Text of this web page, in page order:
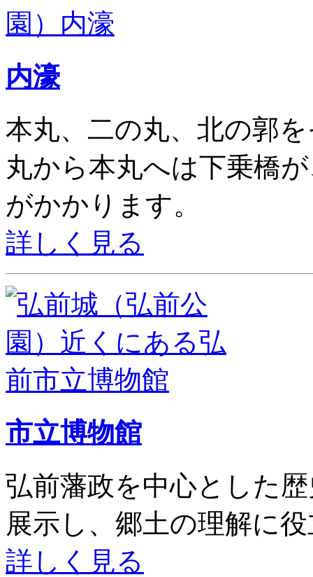
内濠
本丸、二の丸、北の郭
丸から本丸へは下乗橋
がかかります。
詳しく見る
市立博物館
弘前藩政を中心とした
展示し、郷土の理解に
詳しく見る